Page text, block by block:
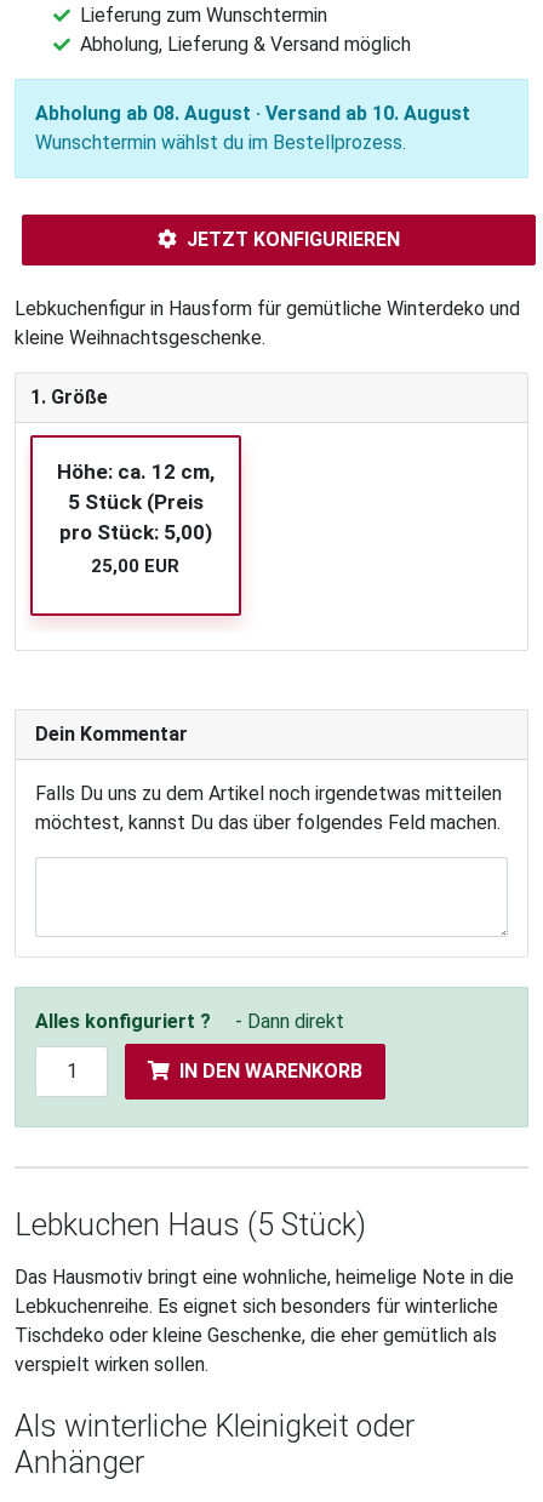
Lieferung zum Wunschtermin
Abholung, Lieferung & Versand möglich
Abholung ab 08. August · Versand ab 10. August
Wunschtermin wählst du im Bestellprozess.
JETZT KONFIGURIEREN
Lebkuchenfigur in Hausform für gemütliche Winterdeko und
kleine Weihnachtsgeschenke.
1. Größe
Höhe: ca. 12 cm,
5 Stück (Preis
pro Stück: 5,00)
25,00 EUR
Dein Kommentar
Falls Du uns zu dem Artikel noch irgendetwas mitteilen
möchtest, kannst Du das über folgendes Feld machen.
Alles konfiguriert ? - Dann direkt
IN DEN WARENKORB
Lebkuchen Haus (5 Stück)
Das Hausmotiv bringt eine wohnliche, heimelige Note in die
Lebkuchenreihe. Es eignet sich besonders für winterliche
Tischdeko oder kleine Geschenke, die eher gemütlich als
verspielt wirken sollen.
Als winterliche Kleinigkeit oder
Anhänger